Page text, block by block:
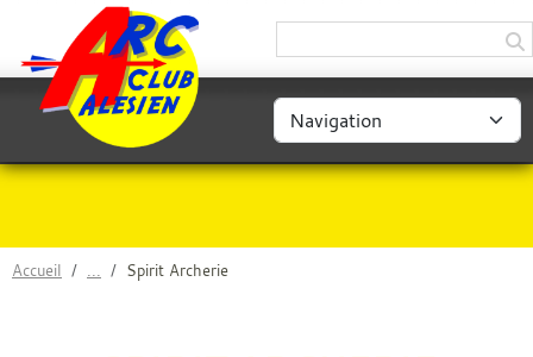
Accueil Spirit Archerie
Panneau de gestion des cookies